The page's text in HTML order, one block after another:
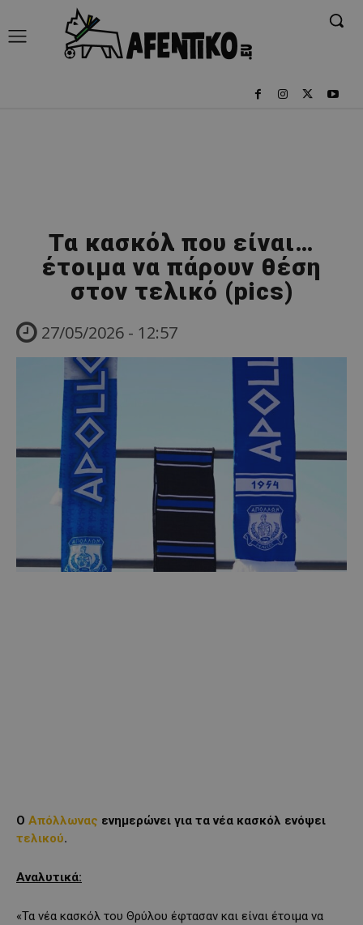
Τα κασκόλ που είναι…
έτοιμα να πάρουν θέση
στον τελικό (pics)
27/05/2026 - 12:57
Ο Απόλλωνας ενημερώνει για τα νέα κασκόλ ενόψει
τελικού.
Αναλυτικά:
«Τα νέα κασκόλ του Θρύλου έφτασαν και είναι έτοιμα να